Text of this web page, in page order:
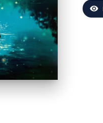
visibility